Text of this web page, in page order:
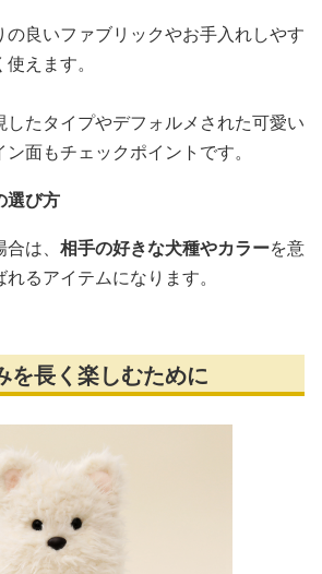
の良いファブリックやお手入れしやす
えます。
したタイプやデフォルメされた可愛い
面もチェックポイントです。
選び方
は、 相手の好きな犬種やカラーを意
るアイテムになります。
を長く楽しむために